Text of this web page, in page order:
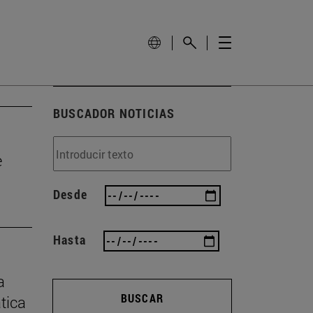
BUSCADOR NOTICIAS
Desde
Hasta
BUSCAR